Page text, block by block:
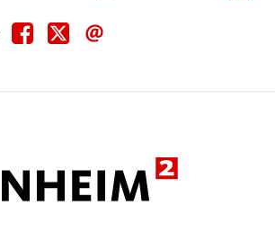
Teile
diese
Teile
diese